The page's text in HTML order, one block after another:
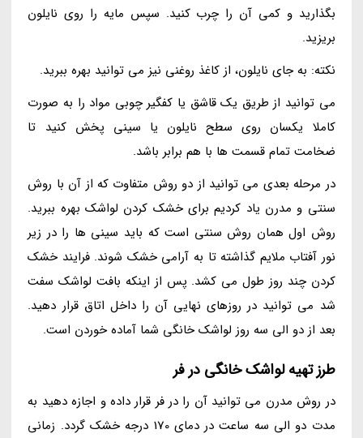
بگذارید و کمی آن را چرب کنید. سپس مایه را روی نایلون
بریزید.
نکته: به جای نایلون، از کاغذ روغنی نیز می توانید بهره ببرید.
می توانید از طریق یک قاشق یا کفگیر چوبی مواد را به صورت
کاملا یکسان روی سطح نایلون یا سینی پخش کنید تا
ضخامت تمام قسمت ها با هم برابر باشد.
در مرحله بعدی می توانید از دو روش متفاوت که از آن با روش
سنتی و مدرن یاد کردیم برای خشک کردن لواشک بهره ببرید.
روش اول همان روش سنتی است که باید سینی ها را در زیر
نور آفتاب ملایم گذاشته تا به آرامی خشک شوند. فرایند خشک
کردن چند روز طول می کشد. پس از اینکه بافت لواشک سفت
شد می توانید در روزهای نهایی آن را داخل اتاق قرار دهید.
بعد از دو الی سه روز لواشک خانگی شما آماده خوردن است.
طرز تهیه لواشک خانگی در فر
در روش مدرن می توانید آن را در فر قرار داده و اجازه دهید به
مدت دو الی سه ساعت در دمای 170 درجه خشک گردد. زمانی